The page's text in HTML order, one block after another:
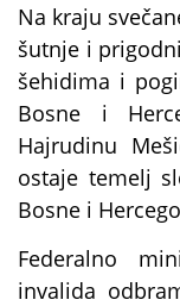
Na kraju
šutnje i
šehidima i
Bosne i
Hajrudinu
ostaje temelj
Bosne i
Federalno
invalida